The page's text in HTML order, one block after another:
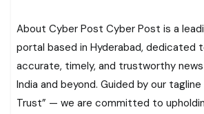
About Cyber Post Cyber Post is a
portal based in Hyderabad, dedicated
accurate, timely, and trustworthy
India and beyond. Guided by our
Trust” — we are committed to